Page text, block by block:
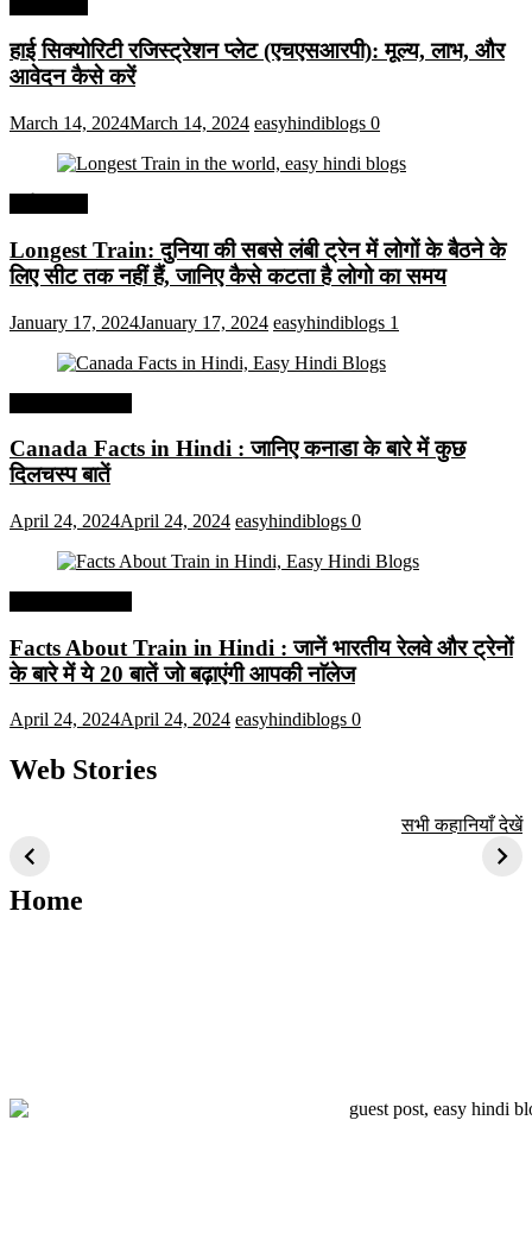
हाई सिक्योरिटी रजिस्ट्रेशन प्लेट (एचएसआरपी): मूल्य, लाभ, और
आवेदन कैसे करें
March 14, 2024March 14, 2024 easyhindiblogs 0
Longest Train: दुनिया की सबसे लंबी ट्रेन में लोगों के बैठने के
लिए सीट तक ​​नहीं हैं, जानिए कैसे कटता है लोगो का समय
January 17, 2024January 17, 2024 easyhindiblogs 1
Canada Facts in Hindi : जानिए कनाडा के बारे में कुछ
दिलचस्प बातें
April 24, 2024April 24, 2024 easyhindiblogs 0
Facts About Train in Hindi : जानें भारतीय रेलवे और ट्रेनों
के बारे में ये 20 बातें जो बढ़ाएंगी आपकी नाॅलेज
April 24, 2024April 24, 2024 easyhindiblogs 0
Web Stories
तकनीक जो आपको
2024 के लिए सीखनी
चाहिए
ऐतिहासिक स्थान
सभी कहानियाँ देखें
Home